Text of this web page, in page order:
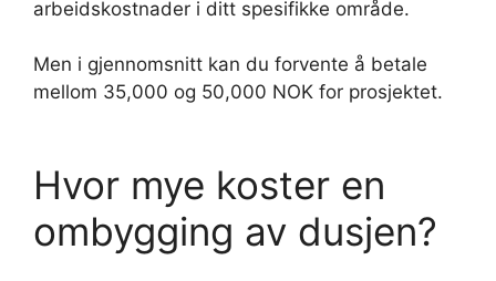
arbeidskostnader i ditt spesifikke område.
Men i gjennomsnitt kan du forvente å betale
mellom 35,000 og 50,000 NOK for prosjektet.
Hvor mye koster en
ombygging av dusjen?